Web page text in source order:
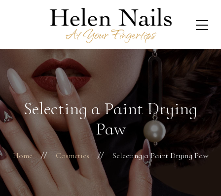
Selecting a Paint Drying
Paw
Home Cosmetics Selecting a Paint Drying Paw